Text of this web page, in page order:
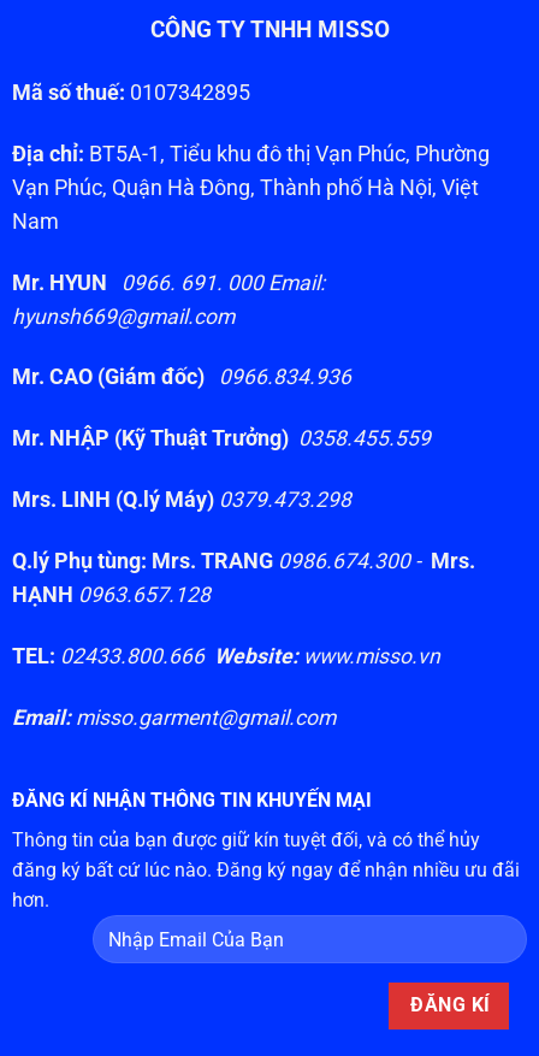
CÔNG TY TNHH MISSO
Mã số thuế: 0107342895
Địa chỉ: BT5A-1, Tiểu khu đô thị Vạn Phúc, Phường
Vạn Phúc, Quận Hà Đông, Thành phố Hà Nội, Việt
Nam
Mr. HYUN
0966. 691. 000 Email:
hyunsh669@gmail.com
Mr. CAO (Giám đốc) 0966.834.936
Mr. NHẬP (Kỹ Thuật Trưởng) 0358.455.559
Mrs. LINH (Q.lý Máy) 0379.473.298
Q.lý Phụ tùng: Mrs. TRANG 0986.674.300 - Mrs.
HẠNH 0963.657.128
TEL: 02433.800.666 Website:www.misso.vn
Email:misso.garment@gmail.com
ĐĂNG KÍ NHẬN THÔNG TIN KHUYẾN MẠI
Thông tin của bạn được giữ kín tuyệt đối, và có thể hủy
đăng ký bất cứ lúc nào. Đăng ký ngay để nhận nhiều ưu đãi
hơn.